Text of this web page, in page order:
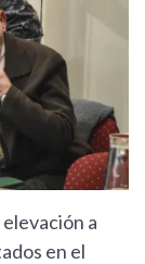
a
en el